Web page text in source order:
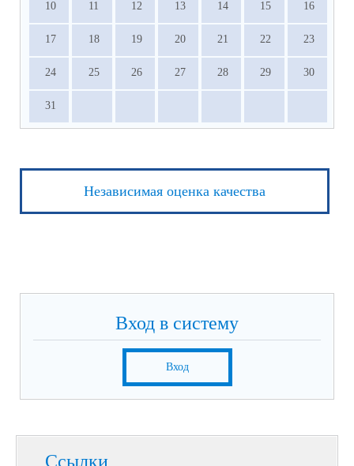
10 11 12 13 14 15 16
17 18 19 20 21 22 23
24 25 26 27 28 29 30
31
Независимая оценка качества
Вход в систему
Вход
Ссылки